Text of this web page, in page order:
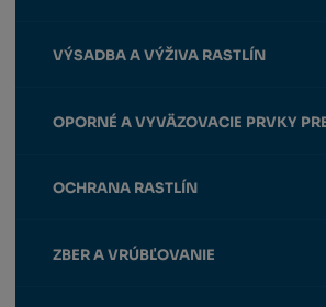
VÝSADBA A VÝŽIVA RASTLÍN
OPORNÉ A VYVÄZOVACIE PRVKY
OCHRANA RASTLÍN
ZBER A VRÚBĽOVANIE